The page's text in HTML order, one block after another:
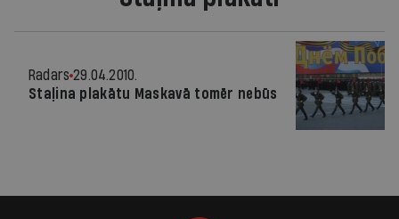
Radars 29.04.2010.
Staļina plakātu Maskavā tomēr nebūs